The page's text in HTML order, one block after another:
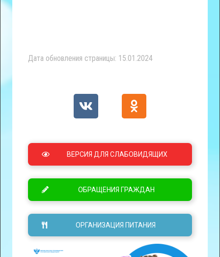
Дата обновления страницы: 15.01.2024
ВЕРСИЯ ДЛЯ СЛАБОВИДЯЩИХ
ОБРАЩЕНИЯ ГРАЖДАН
ОРГАНИЗАЦИЯ ПИТАНИЯ